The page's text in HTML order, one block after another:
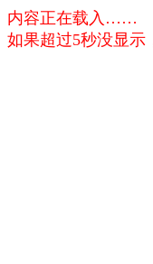
内容正在载入……
如果超过5秒没显示